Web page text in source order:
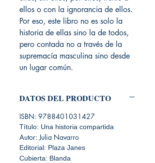
ellos o con la ignorancia de ellos.
Por eso, este libro no es solo la
historia de ellas sino la de todos,
pero contada no a través de la
supremacía masculina sino desde
un lugar común.
DATOS DEL PRODUCTO
ISBN: 9788401031427
Título: Una historia compartida
Autor: Julia Navarro
Editorial: Plaza Janes
Cubierta: Blanda